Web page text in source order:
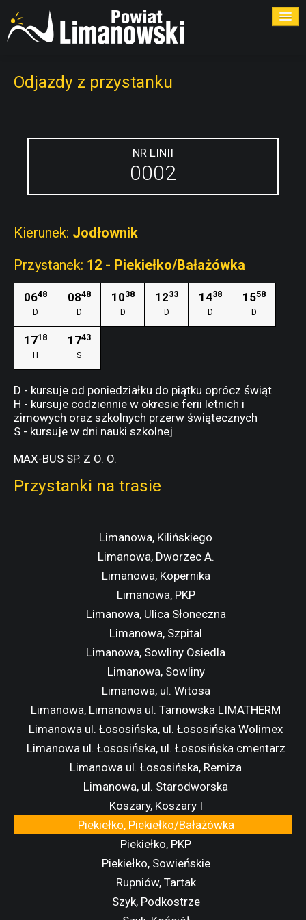
PRZYSTANKI
PRZEWOŹNICY
Odjazdy z przystanku
NR LINII
0002
Kierunek: Jodłownik
Przystanek: 12 - Piekiełko/Bałażówka
0648
D
0848
D
1038
D
1233
D
1438
D
1558
D
1718
H
1743
S
D - kursuje od poniedziałku do piątku oprócz świąt
H - kursuje codziennie w okresie ferii letnich i
zimowych oraz szkolnych przerw świątecznych
S - kursuje w dni nauki szkolnej
MAX-BUS SP. Z O. O.
Przystanki na trasie
Limanowa, Kilińskiego
Limanowa, Dworzec A.
Limanowa, Kopernika
Limanowa, PKP
Limanowa, Ulica Słoneczna
Limanowa, Szpital
Limanowa, Sowliny Osiedla
Limanowa, Sowliny
Limanowa, ul. Witosa
Limanowa, Limanowa ul. Tarnowska LIMATHERM
Limanowa ul. Łososińska, ul. Łososińska Wolimex
Limanowa ul. Łososińska, ul. Łososińska cmentarz
Limanowa ul. Łososińska, Remiza
Limanowa, ul. Starodworska
Koszary, Koszary I
Piekiełko, Piekiełko/Bałażówka
Piekiełko, PKP
Piekiełko, Sowieńskie
Rupniów, Tartak
Szyk, Podkostrze